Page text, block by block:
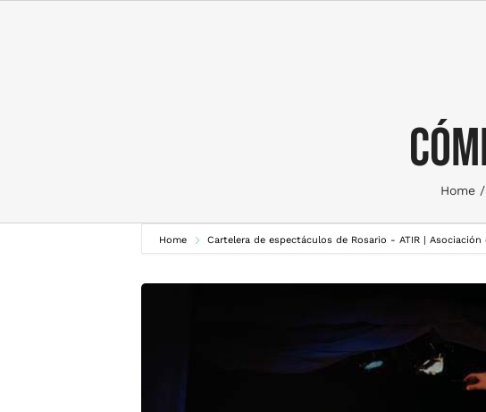
Home
Home Cartelera de espectáculos de Rosario - ATIR |